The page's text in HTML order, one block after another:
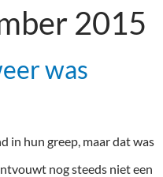
2015
was
in hun greep, maar dat was
nog steeds niet een